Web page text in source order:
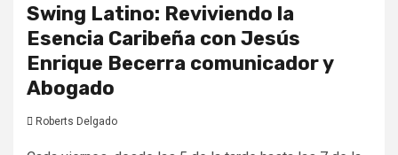
Swing Latino: Reviviendo la
Esencia Caribeña con Jesús
Enrique Becerra comunicador y
Abogado
Roberts Delgado